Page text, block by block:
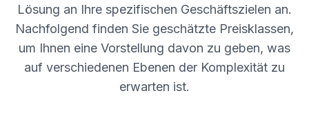
Lösung an Ihre spezifischen Geschäftszielen an.
Nachfolgend finden Sie geschätzte Preisklassen,
um Ihnen eine Vorstellung davon zu geben, was
auf verschiedenen Ebenen der Komplexität zu
erwarten ist.